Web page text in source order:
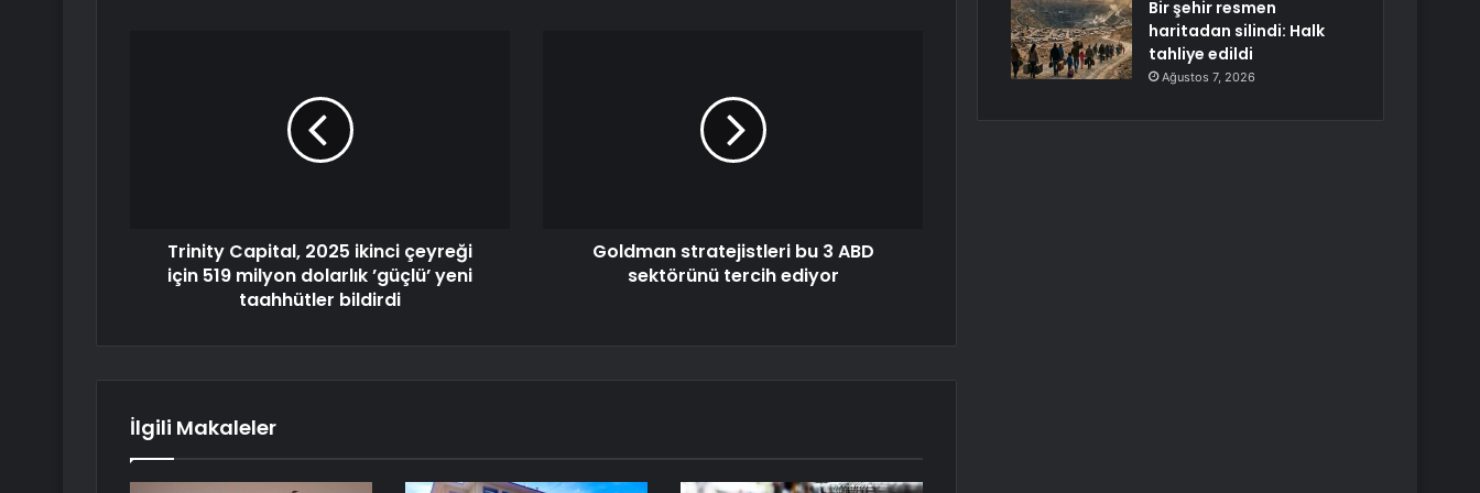
Trinity Capital, 2025 ikinci çeyreği
için 519 milyon dolarlık ’güçlü’ yeni
taahhütler bildirdi
Goldman stratejistleri bu 3 ABD
sektörünü tercih ediyor
İlgili Makaleler
Bir şehir resmen
haritadan silindi: Halk
tahliye edildi
Ağustos 7, 2026